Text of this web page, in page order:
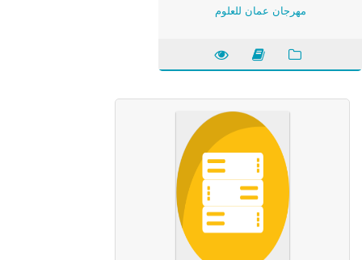
مهرجان عمان للعلوم